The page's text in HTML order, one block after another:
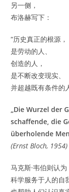
另一侧，
布洛赫写下：
“历史真正的根源，
是劳动的人、
创造的人，
是不断改变现实、
并超越既有条件的
„Die Wurzel der
schaffende, die
überholende
(Ernst Bloch, 1954)
马克斯·韦伯则认为
科学服务于人的自